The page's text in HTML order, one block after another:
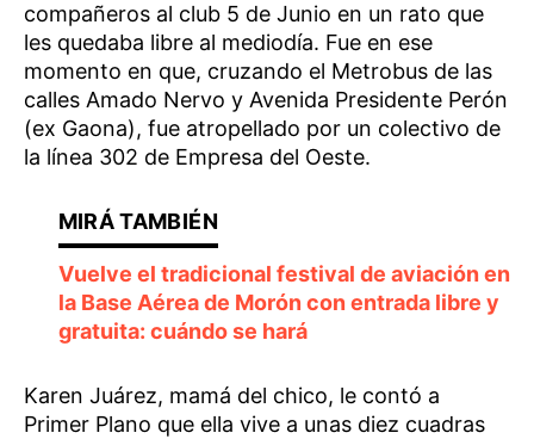
compañeros al club 5 de Junio en un rato que
les quedaba libre al mediodía. Fue en ese
momento en que, cruzando el Metrobus de las
calles Amado Nervo y Avenida Presidente Perón
(ex Gaona), fue atropellado por un colectivo de
la línea 302 de Empresa del Oeste.
Vuelve el tradicional festival de aviación en
la Base Aérea de Morón con entrada libre y
gratuita: cuándo se hará
Karen Juárez, mamá del chico, le contó a
Primer Plano que ella vive a unas diez cuadras